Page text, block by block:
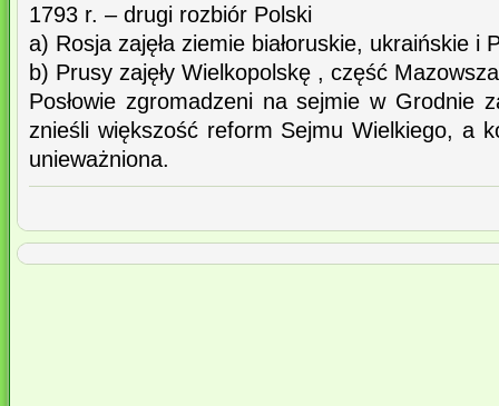
1793 r. – drugi rozbiór Polski
a) Rosja zajęła ziemie białoruskie, ukraińskie i
b) Prusy zajęły Wielkopolskę , część
Posłowie zgromadzeni na sejmie w Grodnie
znieśli większość reform Sejmu Wielkiego, a
unieważniona.